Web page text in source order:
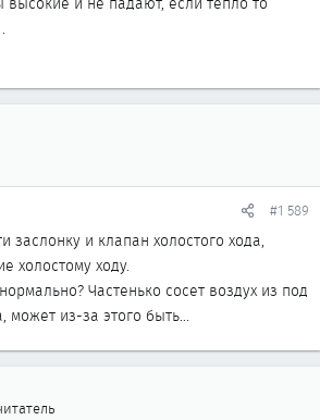
#1 589
заслонку и клапан холостого хода,
холостому ходу.
Частенько сосет воздух из под
может из-за этого быть...